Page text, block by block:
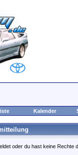
Kalender
oder du hast keine Rechte